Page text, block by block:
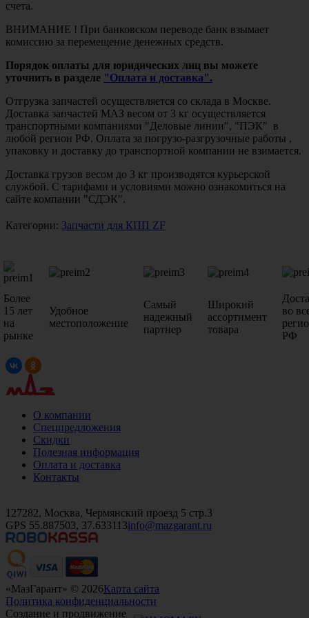
счета.
ВНИМАНИЕ ! При банковском переводе банк взымает
комиссию за перемещение денежных средств.
Порядок оплаты для юридических лиц вы можете
уточнить в разделе "Оплата и доставка".
Отгрузка запчастей осуществляется со склада в Москве.
Доставка запчастей МАЗ весом от 3 кг осуществляется
транспортными компаниями "Деловые линии", "ПЭК" в
любой регион РФ. Оплата за погрузо-разгрузочные работы ,
упаковку и доставку до транспортной компании не взимается.
Доставка грузов весом до 3 кг производятся курьерской
службой. С тарифами и условиями можно ознакомиться на
сайте компании "СДЭК".
Категории: Запчасти для КПП ZF
Более
15 лет
на
рынке
Удобное
местоположение
Самый
надежный
партнер
Широкий
ассортимент
товара
во
РФ
О компании
Спецпредложения
Скидки
Полезная информация
Оплата и доставка
Контакты
127282, Москва, Чермянский проезд 5 стр.3
GPS 55.887503, 37.633113info@mazgarant.ru
«МазГарант» © 2026Карта сайта
Политика конфиденциальности
Создание и продвижение